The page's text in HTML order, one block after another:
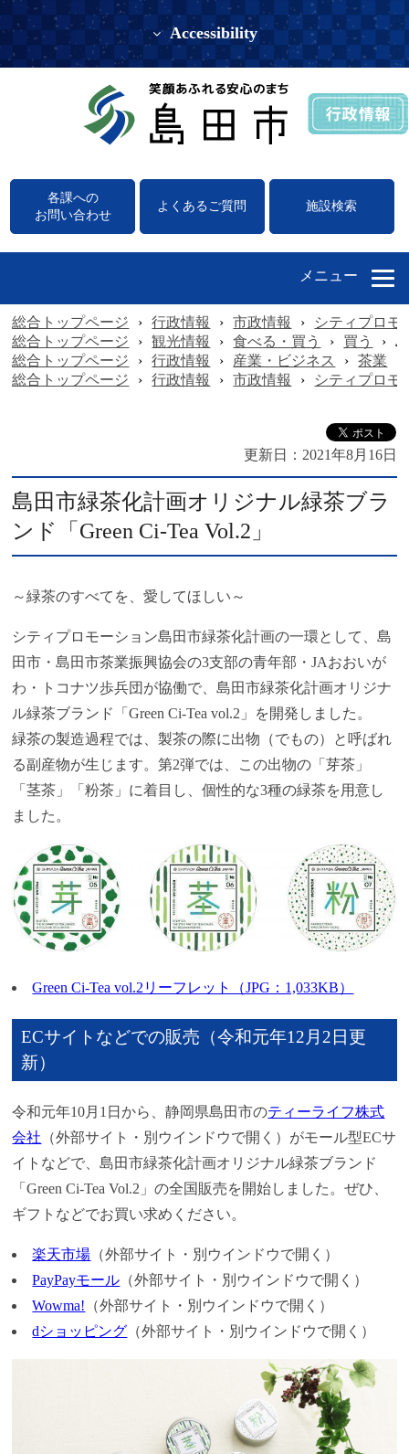
Accessibility
各課への
お問い合わせ
よくあるご質問 施設検索
メニュー
総合トップページ › 行政情報 › 市政情報 ›
シティプロモ
総合トップページ
› 観光情報 › 食べる・買う › 買う ›
総合トップページ
› 行政情報 › 産業・ビジネス › 茶業
総合トップページ
› 行政情報 › 市政情報 › シティプロモ
更新日： 2021年8月16日
島田市緑茶化計画オリジナル緑茶ブラ
ンド「Green Ci-Tea Vol.2」
～緑茶のすべてを、愛してほしい～
シティプロモーション島田市緑茶化計画の一環として、島
田市・島田市茶業振興協会の3支部の青年部・JAおおいが
わ・トコナツ歩兵団が協働で、島田市緑茶化計画オリジナ
ル緑茶ブランド「Green Ci-Tea vol.2」を開発しました。
緑茶の製造過程では、製茶の際に出物（でもの）と呼ばれ
る副産物が生じます。第2弾では、この出物の「芽茶」
「茎茶」「粉茶」に着目し、個性的な3種の緑茶を用意し
ました。
Green Ci-Tea vol.2リーフレット（JPG：1,033KB）
ECサイトなどでの販売（令和元年12月2日更
新）
令和元年10月1日から、静岡県島田市のティーライフ株式
会社 （外部サイト・別ウインドウで開く）がモール型ECサ
イトなどで、島田市緑茶化計画オリジナル緑茶ブランド
「Green Ci-Tea Vol.2」の全国販売を開始しました。ぜひ、
ギフトなどでお買い求めください。
楽天市場 （外部サイト・別ウインドウで開く）
PayPayモール （外部サイト・別ウインドウで開く）
Wowma! （外部サイト・別ウインドウで開く）
dショッピング （外部サイト・別ウインドウで開く）